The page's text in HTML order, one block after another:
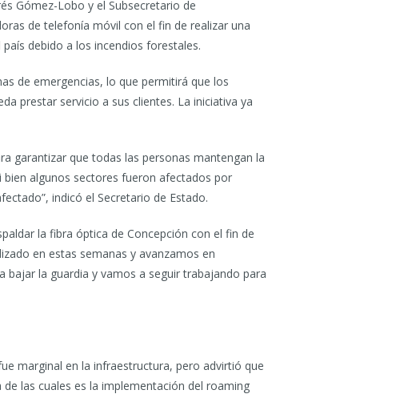
Gómez-Lobo y el Subsecretario de
de telefonía móvil con el fin de realizar una
debido a los incendios forestales.
de emergencias, lo que permitirá que los
prestar servicio a sus clientes. La iniciativa ya
garantizar que todas las personas mantengan la
algunos sectores fueron afectados por
indicó el Secretario de Estado.
la fibra óptica de Concepción con el fin de
en estas semanas y avanzamos en
la guardia y vamos a seguir trabajando para
marginal en la infraestructura, pero advirtió que
las cuales es la implementación del roaming